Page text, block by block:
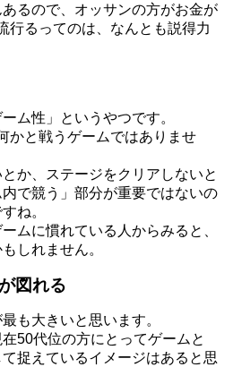
るので、オッサンの方がお金が
行るってのは、なんとも説得力
ム性」というやつです。
かと戦うゲームではありませ
か、ステージをクリアしないと
で競う」部分が重要ではないの
ね。
ムに慣れている人からみると、
しれません。
図れる
も大きいと思います。
50代位の方にとってゲームと
捉えているイメージはあると思